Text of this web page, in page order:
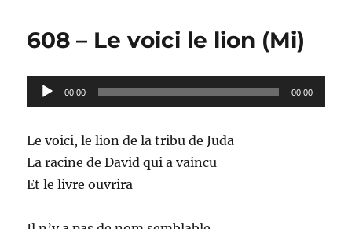
608 – Le voici le lion (Mi)
Lecteur
audio
00:00 00:00
Le voici, le lion de la tribu de Juda
La racine de David qui a vaincu
Et le livre ouvrira